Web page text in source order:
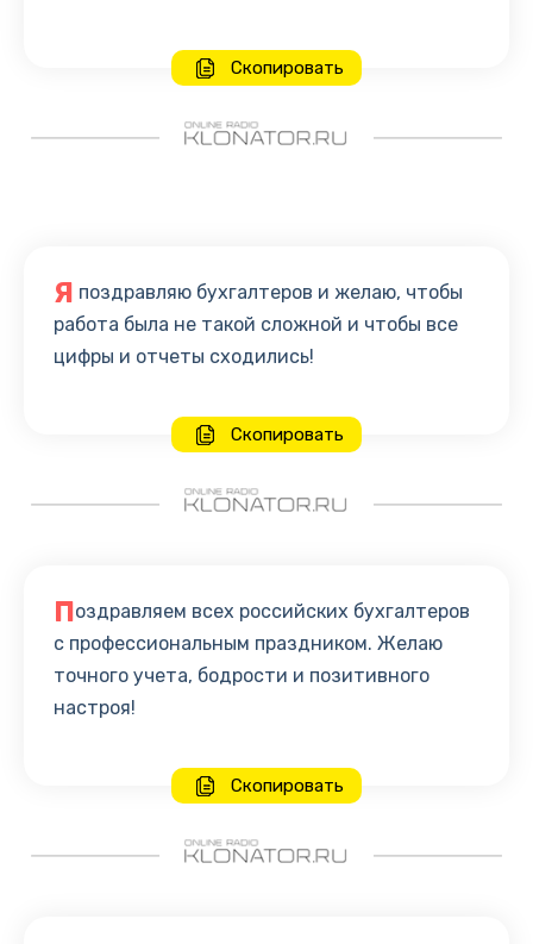
Скопировать
Я поздравляю бухгалтеров и желаю, чтобы
работа была не такой сложной и чтобы все
цифры и отчеты сходились!
Скопировать
Поздравляем всех российских бухгалтеров
с профессиональным праздником. Желаю
точного учета, бодрости и позитивного
настроя!
Скопировать